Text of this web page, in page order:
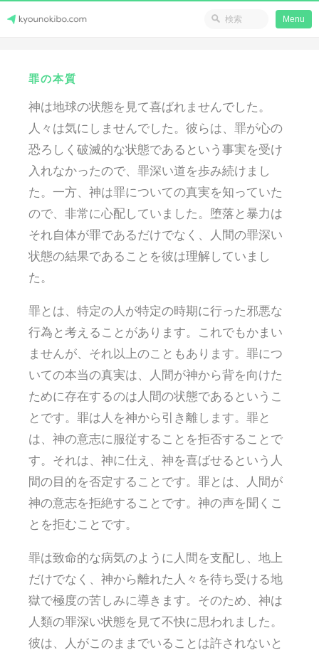
content
Menu
罪の本質
神は地球の状態を見て喜ばれませんでした。
人々は気にしませんでした。彼らは、罪が心の
恐ろしく破滅的な状態であるという事実を受け
入れなかったので、罪深い道を歩み続けまし
た。一方、神は罪についての真実を知っていた
ので、非常に心配していました。堕落と暴力は
それ自体が罪であるだけでなく、人間の罪深い
状態の結果であることを彼は理解していまし
た。
罪とは、特定の人が特定の時期に行った邪悪な
行為と考えることがあります。これでもかまい
ませんが、それ以上のこともあります。罪につ
いての本当の真実は、人間が神から背を向けた
ために存在するのは人間の状態であるというこ
とです。罪は人を神から引き離します。罪と
は、神の意志に服従することを拒否することで
す。それは、神に仕え、神を喜ばせるという人
間の目的を否定することです。罪とは、人間が
神の意志を拒絶することです。神の声を聞くこ
とを拒むことです。
罪は致命的な病気のように人間を支配し、地上
だけでなく、神から離れた人々を待ち受ける地
獄で極度の苦しみに導きます。そのため、神は
人類の罪深い状態を見て不快に思われました。
彼は、人がこのままでいることは許されないと